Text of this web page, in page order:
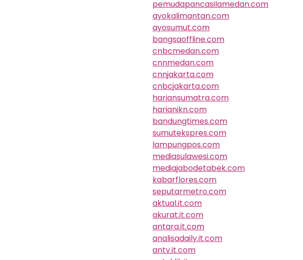
pemudapancasilamedan.com
ayokalimantan.com
ayosumut.com
bangsaoffline.com
cnbcmedan.com
cnnmedan.com
cnnjakarta.com
cnbcjakarta.com
hariansumatra.com
harianikn.com
bandungtimes.com
sumutekspres.com
lampungpos.com
mediasulawesi.com
mediajabodetabek.com
kabarflores.com
seputarmetro.com
aktual.it.com
akurat.it.com
antara.it.com
analisadaily.it.com
antv.it.com